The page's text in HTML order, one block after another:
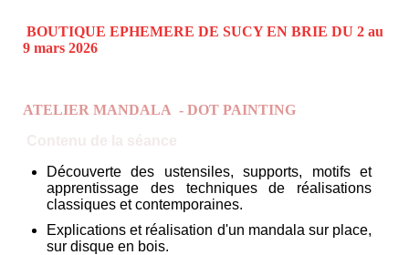
BOUTIQUE EPHEMERE DE SUCY EN BRIE DU 2 au
9 mars 2026
ATELIER MANDALA - DOT PAINTING
Découverte des ustensiles, supports, motifs et
apprentissage des techniques de réalisations
classiques et contemporaines.
Explications et réalisation d'un mandala sur place,
sur disque en bois.